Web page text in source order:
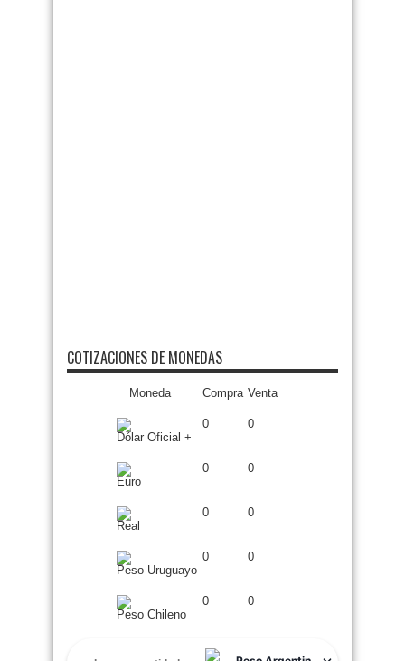
COTIZACIONES DE MONEDAS
Moneda Compra Venta
Dólar Oficial +
0 0
Euro
0 0
Real
0 0
Peso Uruguayo
0 0
Peso Chileno
0 0